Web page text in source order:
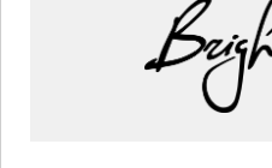
🤝HubSpot Premier
Premier Partner 2023 🌟5
Won HubSpot Theme